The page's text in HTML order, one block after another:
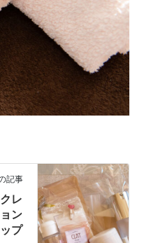
記事
レ
ン
プ